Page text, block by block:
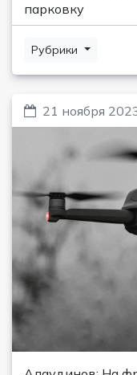
парковку
Рубрики
21 ноября